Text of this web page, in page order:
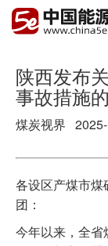
陕西发布
事故措施
煤炭视界
各设区产煤市
团：
今年以来，全